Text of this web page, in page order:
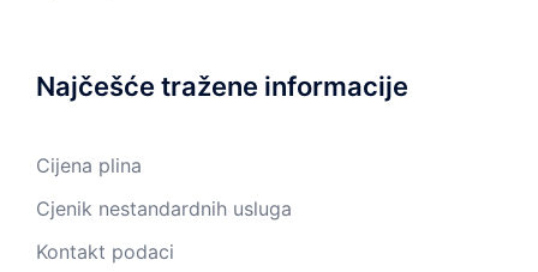
Najčešće tražene informacije
Cijena plina
Cjenik nestandardnih usluga
Kontakt podaci